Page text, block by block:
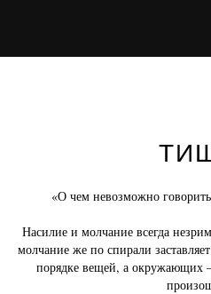
«О чем невозможно
Насилие и молчание всегда
молчание же по спирали
порядке вещей, а окружающих